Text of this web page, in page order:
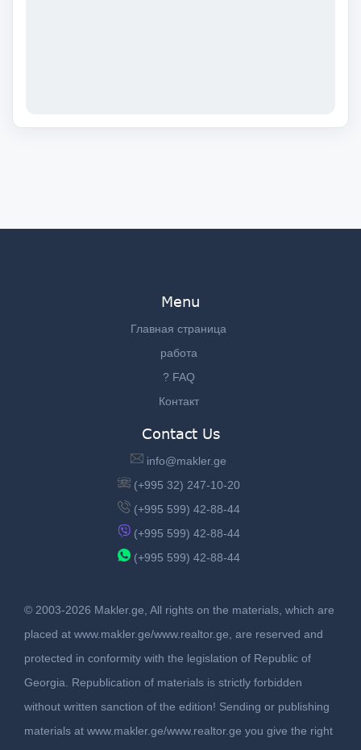
Menu
Главная страница
работа
? FAQ
Контакт
Contact Us
info@makler.ge
(+995 32) 247-10-20
(+995 599) 42-88-44
(+995 599) 42-88-44
(+995 599) 42-88-44
© 2003-2026 Makler.ge, All rights on the materials, which are
placed at www.makler.ge/www.realtor.ge, are reserved and
protected in conformity with the legislation of Republic of
Georgia. Republication of materials is strictly forbidden
without written sanction of the edition! Sending or publishing
materials at www.makler.ge/www.realtor.ge you give the right